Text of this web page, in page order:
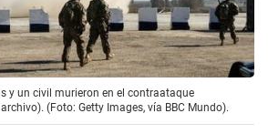
y un civil murieron en el contraataque
(Foto: Getty Images, vía BBC Mundo).